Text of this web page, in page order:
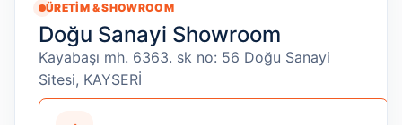
ÜRETIM & SHOWROOM
Doğu Sanayi Showroom
Kayabaşı mh. 6363. sk no: 56 Doğu Sanayi
Sitesi, KAYSERİ